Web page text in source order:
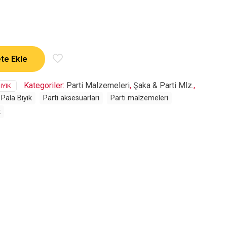
Ekle
Kategoriler: Parti Malzemeleri, Şaka & Parti Mlz.,
Pala Bıyık Parti aksesuarları
Parti malzemeleri